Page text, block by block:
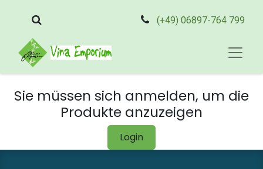
(+49) 06897-764 799
Sie müssen sich anmelden, um die
Produkte anzuzeigen
Login